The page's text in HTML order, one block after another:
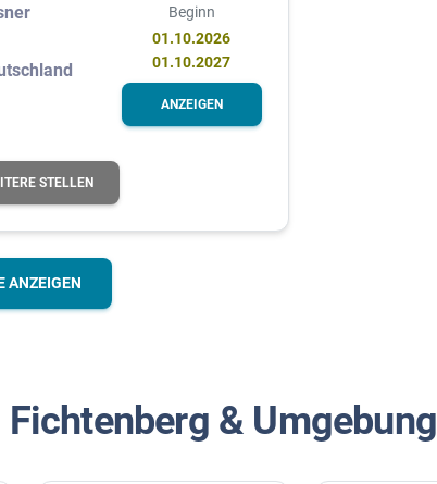
Beginn
01.10.2026
01.10.2027
ANZEIGEN
STELLEN
ANZEIGEN
& Umgebung